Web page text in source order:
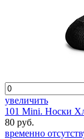
увеличить
101 Mini. Носки
80 руб.
временно